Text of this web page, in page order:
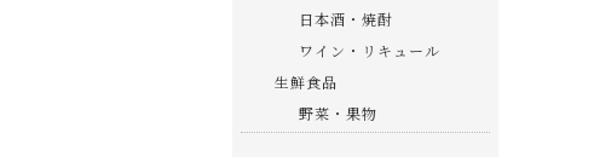
日本酒・焼酎
ワイン・リキュール
生鮮食品
野菜・果物